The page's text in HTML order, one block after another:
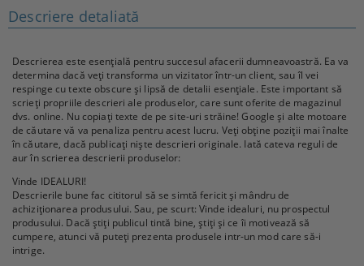
Descriere detaliată
Descrierea este esențială pentru succesul afacerii dumneavoastră. Ea va
determina dacă veți transforma un vizitator într-un client, sau îl vei
respinge cu texte obscure și lipsă de detalii esențiale. Este important să
scrieți propriile descrieri ale produselor, care sunt oferite de magazinul
dvs. online. Nu copiați texte de pe site-uri străine! Google și alte motoare
de căutare vă va penaliza pentru acest lucru. Veți obține poziții mai înalte
în căutare, dacă publicați niște descrieri originale. Iată cateva reguli de
aur în scrierea descrierii produselor:
Vinde IDEALURI!
Descrierile bune fac cititorul să se simtă fericit și mândru de
achiziționarea produsului. Sau, pe scurt: Vinde idealuri, nu prospectul
produsului. Dacă știți publicul tintă bine, știți și ce îi motivează să
cumpere, atunci vă puteți prezenta produsele intr-un mod care să-i
intrige.